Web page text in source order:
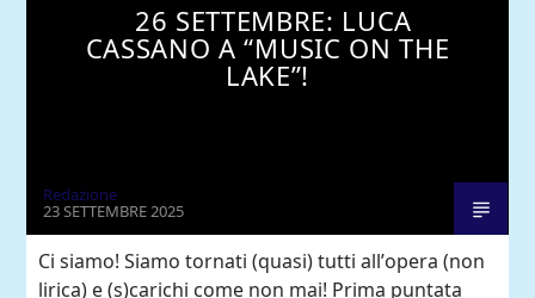
26 SETTEMBRE: LUCA
CASSANO A “MUSIC ON THE
LAKE”!
Redazione
23 SETTEMBRE 2025
Ci siamo! Siamo tornati (quasi) tutti all’opera (non
lirica) e (s)carichi come non mai! Prima puntata